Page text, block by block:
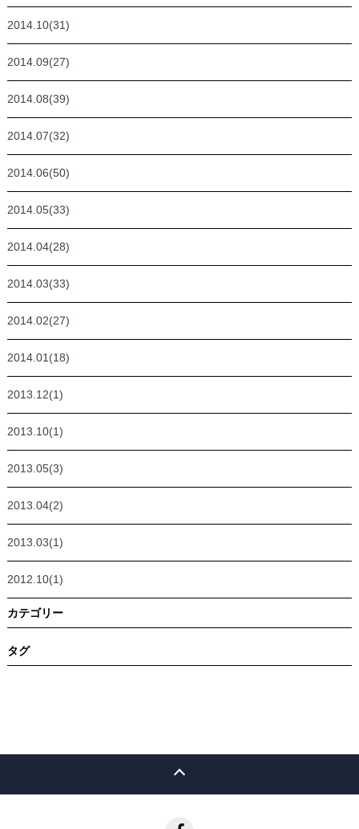
2014.10(31)
2014.09(27)
2014.08(39)
2014.07(32)
2014.06(50)
2014.05(33)
2014.04(28)
2014.03(33)
2014.02(27)
2014.01(18)
2013.12(1)
2013.10(1)
2013.05(3)
2013.04(2)
2013.03(1)
2012.10(1)
カテゴリー
タグ